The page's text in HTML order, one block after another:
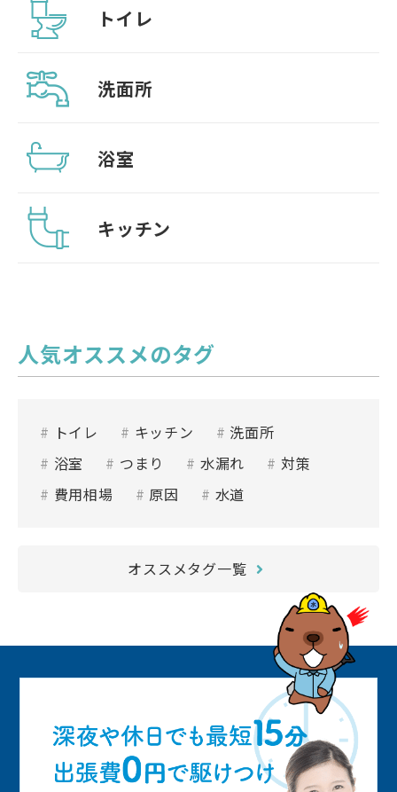
トイレ
洗面所
浴室
キッチン
人気オススメのタグ
トイレ キッチン
洗面所
浴室
つまり 水漏れ
対策
費用相場
原因 水道
オススメタグ一覧